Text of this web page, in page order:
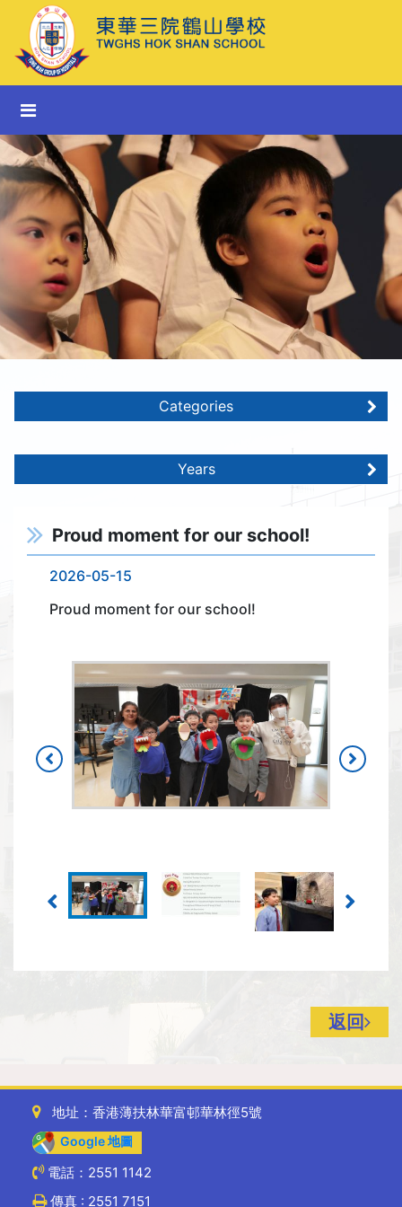
Categories
Years
Proud moment for our school!
2026-05-15
Proud moment for our school!
返回
地址：香港薄扶林華富邨華林徑5號
Google 地圖
電話：2551 1142
傳真 : 2551 7151